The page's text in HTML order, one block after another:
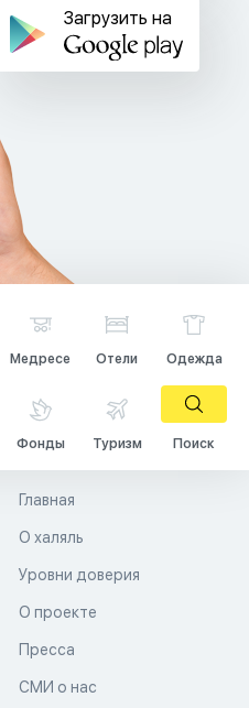
Загрузить на
Медресе Отели Одежда
Фонды Туризм Поиск
Главная
О халяль
Уровни доверия
О проекте
Пресса
СМИ о нас